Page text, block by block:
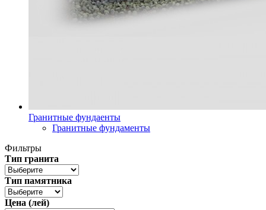
Гранитные фундаенты
Гранитные фундаменты
Фильтры
Тип гранита
Тип памятника
Цена (лей)